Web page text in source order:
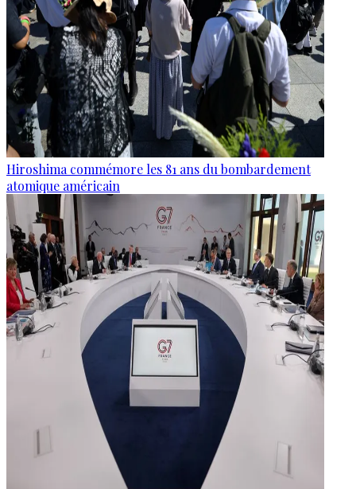
Hiroshima commémore les 81 ans du bombardement
atomique américain